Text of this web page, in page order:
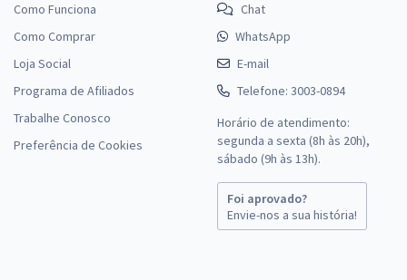
Como Funciona
Como Comprar
Loja Social
Programa de Afiliados
Trabalhe Conosco
Preferência de Cookies
Chat
WhatsApp
E-mail
Telefone: 3003-0894
Horário de atendimento:
segunda a sexta (8h às 20h),
sábado (9h às 13h).
Foi aprovado?
Envie-nos a sua história!